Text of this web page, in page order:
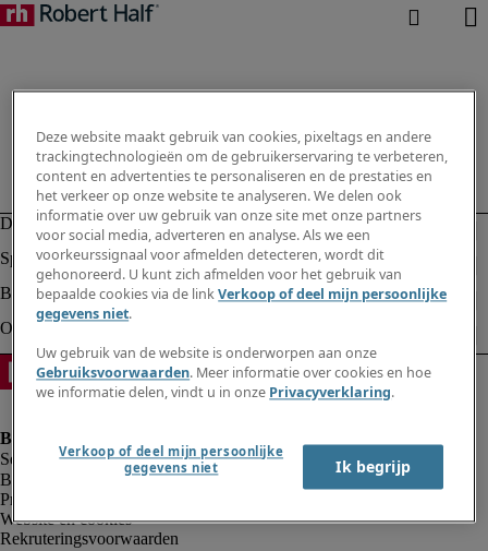
Bedrijfsinformatie
Privacyverklaring
Website en cookies
Rekruteringsvoorwaarden
Deze website maakt gebruik van cookies, pixeltags en andere
trackingtechnologieën om de gebruikerservaring te verbeteren,
content en advertenties te personaliseren en de prestaties en
het verkeer op onze website te analyseren. We delen ook
informatie over uw gebruik van onze site met onze partners
voor social media, adverteren en analyse. Als we een
voorkeurssignaal voor afmelden detecteren, wordt dit
gehonoreerd. U kunt zich afmelden voor het gebruik van
bepaalde cookies via de linkVerkoop of deel mijn persoonlijke
gegevens niet.
Uw gebruik van de website is onderworpen aan onze
Gebruiksvoorwaarden. Meer informatie over cookies en hoe
we informatie delen, vindt u in onze Privacyverklaring.
Verkoop of deel mijn persoonlijke
gegevens niet
Ik begrijp